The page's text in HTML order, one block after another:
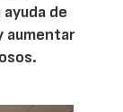
de
aumentar